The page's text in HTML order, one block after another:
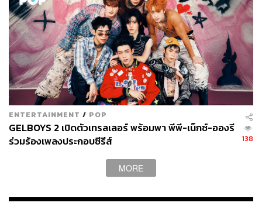
ENTERTAINMENT / POP
GELBOYS 2 เปิดตัวเทรลเลอร์ พร้อมพา พีพี-เน็กซ์-อองรี
ร่วมร้องเพลงประกอบซีรีส์
138
MORE